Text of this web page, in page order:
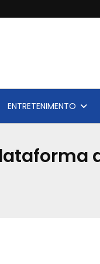
ENTRETENIMENTO